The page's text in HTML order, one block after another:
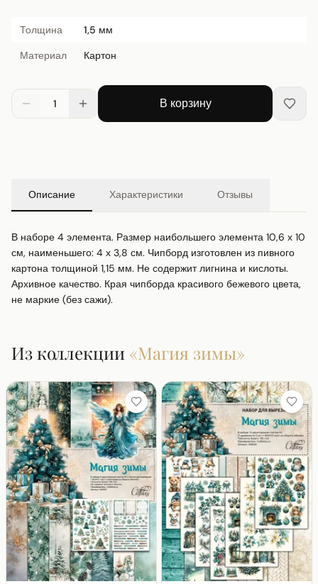
Толщина
1,5 мм
Материал
Картон
1 В корзину
Описание Характеристики Отзывы
В наборе 4 элемента. Размер наибольшего элемента 10,6 х 10
см, наименьшего: 4 х 3,8 см. Чипборд изготовлен из пивного
картона толщиной 1,15 мм. Не содержит лигнина и кислоты.
Архивное качество. Края чипборда красивого бежевого цвета,
не маркие (без сажи).
Из коллекции «Магия зимы»